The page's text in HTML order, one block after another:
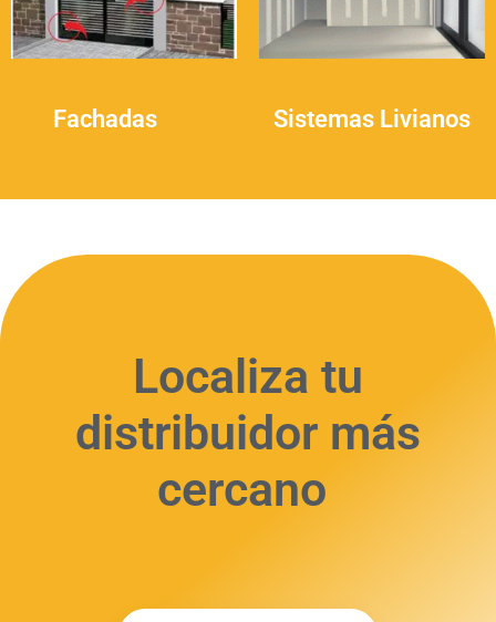
Fachadas
Sistemas Livianos
Localiza tu
distribuidor más
cercano